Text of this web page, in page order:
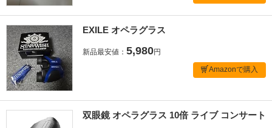
EXILE オペラグラス
新品最安値： 5,980円
Amazonで購入
双眼鏡 オペラグラス 10倍 ライブ コンサート